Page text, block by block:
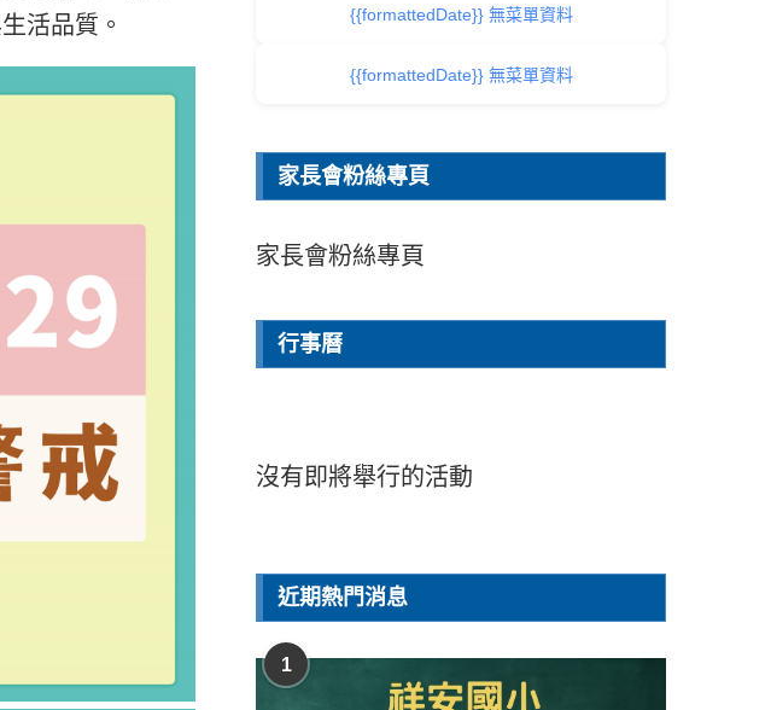
活品質。
{{formattedDate}} 無菜單資料
{{formattedDate}} 無菜單資料
家長會粉絲專頁
家長會粉絲專頁
行事曆
沒有即將舉行的活動
近期熱門消息
1